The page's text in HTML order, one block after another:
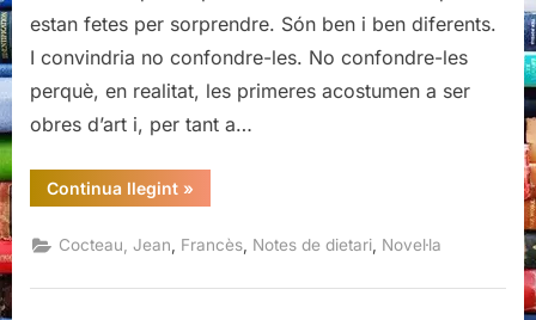
estan fetes per sorprendre. Són ben i ben diferents.
I convindria no confondre-les. No confondre-les
perquè, en realitat, les primeres acostumen a ser
obres d’art i, per tant a…
Continua llegint“Le
testament
Jean
Cocteau”
»
Cocteau, Jean Francès Notes de dietari Novel·la